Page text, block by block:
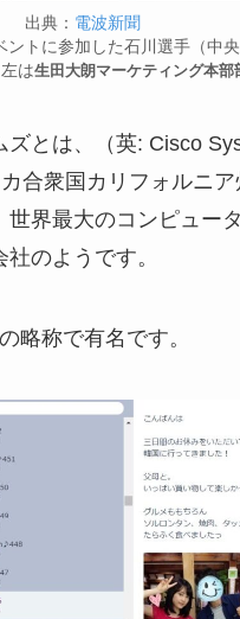
出典： 電波新聞
ントに参加した石川選手（中
は生田大朗マーケティング本部
ズとは、（英: Cisco
合衆国カリフォルニア
世界最大のコンピュー
のようです。
略称で有名です。